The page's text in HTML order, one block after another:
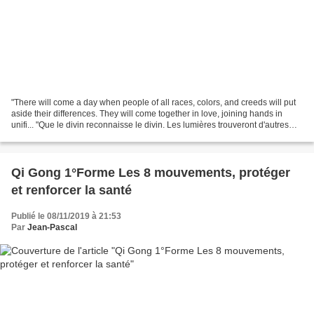
"There will come a day when people of all races, colors, and creeds will put
aside their differences. They will come together in love, joining hands in
unifi... "Que le divin reconnaisse le divin. Les lumières trouveront d'autres
Qi Gong 1°Forme Les 8 mouvements, protéger
et renforcer la santé
Publié le 08/11/2019 à 21:53
Par Jean-Pascal